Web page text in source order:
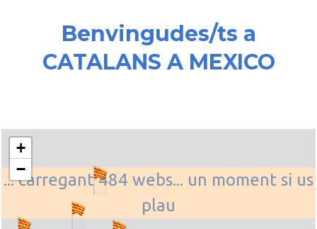
Benvingudes/ts a
CATALANS A MEXICO
... carregant 484 webs... un moment si us
plau
+
−